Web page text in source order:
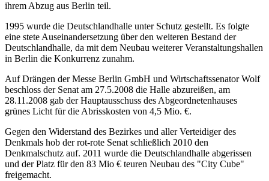
ihrem Abzug aus Berlin teil.
1995 wurde die Deutschlandhalle unter Schutz gestellt. Es folgte
eine stete Auseinandersetzung über den weiteren Bestand der
Deutschlandhalle, da mit dem Neubau weiterer Ver­an­staltungs­hallen
in Berlin die Konkurrenz zunahm.
Auf Drängen der Messe Berlin GmbH und Wirtschaftssenator Wolf
beschloss der Senat am 27.5.2008 die Halle abzureißen, am
28.11.2008 gab der Hauptausschuss des Abgeordnetenhauses
grünes Licht für die Abrisskosten von 4,5 Mio. €.
Gegen den Widerstand des Bezirkes und aller Verteidiger des
Denkmals hob der rot-rote Senat schließlich 2010 den
Denkmalschutz auf. 2011 wurde die Deutschlandhalle abgerissen
und der Platz für den 83 Mio € teuren Neubau des "City Cube"
freigemacht.